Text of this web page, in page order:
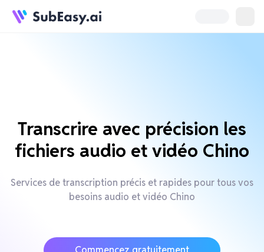
Transcrire avec précision les
fichiers audio et vidéo Chino
Services de transcription précis et rapides pour tous vos
besoins audio et vidéo Chino